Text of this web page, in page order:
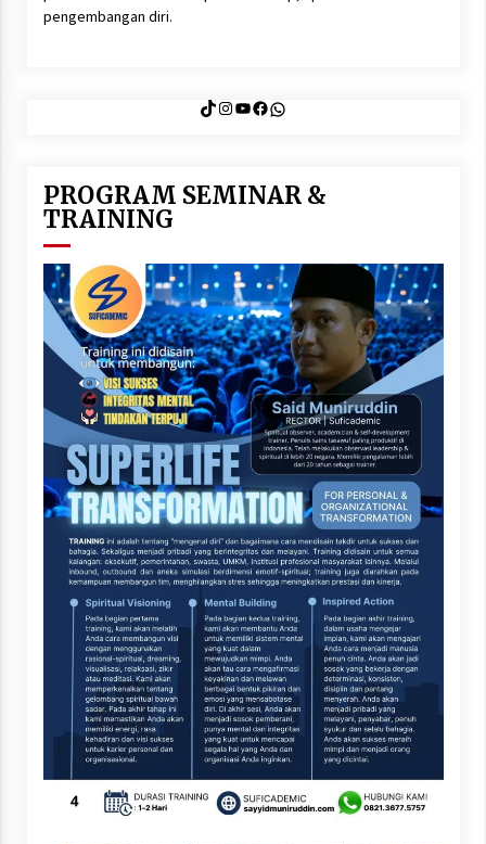
pengembangan diri.
TikTok
Instagram
YouTube
Facebook
WhatsApp
PROGRAM SEMINAR &
TRAINING